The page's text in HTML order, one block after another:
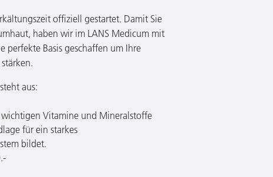
offiziell gestartet. Damit Sie
haben wir im LANS Medicum mit
perfekte Basis geschaffen um Ihre
aus:
Vitamine und Mineralstoffe
für ein starkes
bildet.